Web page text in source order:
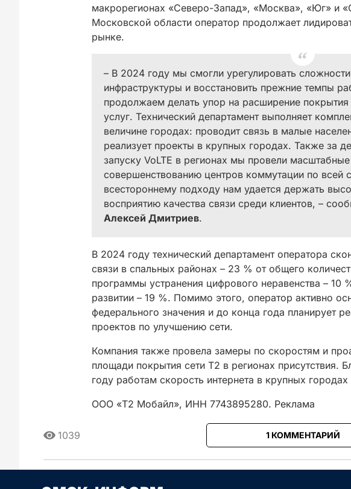
макрорегионах «Северо-Запад», «Москва», «Юг» и
Московской области оператор продолжает
рынке.
– В 2024 году мы смогли урегулировать
инфраструктуры и восстановить прежние темпы
продолжаем делать упор на расширение покрытия
услуг. Технический департамент выполняет
величине городах: проводит связь в малые
реализует проекты в крупных городах. Также за
запуску VoLTE в регионах мы провели
совершенствованию центров коммутации по всей
всестороннему подходу нам удается держать
восприятию качества связи среди клиентов, –
Алексей Дмитриев.
В 2024 году технический департамент оператора
связи в спальных районах – 23 % от общего
программы устранения цифрового неравенства – 10
развитии – 19 %. Помимо этого, оператор активно
федерального значения и до конца года планирует
проектов по улучшению сети.
Компания также провела замеры по скоростям и
площади покрытия сети Т2 в регионах присутствия.
году работам скорость интернета в крупных
ООО «Т2 Мобайл», ИНН 7743895280. Реклама
1039 1 КОММЕНТАРИЙ
Сначала новые Сначала старые Сначала